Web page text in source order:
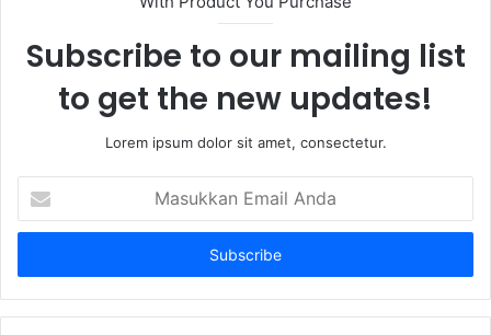
Subscribe to our mailing list
to get the new updates!
Lorem ipsum dolor sit amet, consectetur.
Email
Anda